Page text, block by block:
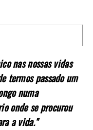
nas nossas vidas
termos passado um
numa
onde se procurou
a vida."